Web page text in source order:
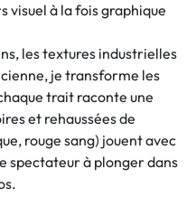
visuel à la fois graphique
les textures industrielles
je transforme les
trait raconte une
et rehaussées de
rouge sang) jouent avec
spectateur à plonger dans